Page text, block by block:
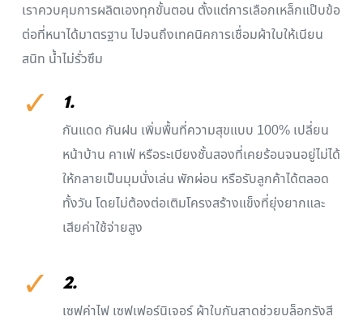
เราควบคุมการผลิตเองทุกขั้นตอน ตั้งแต่การเลือกเหล็กแป๊บข้อ
ต่อที่หนาได้มาตรฐาน ไปจนถึงเทคนิคการเชื่อมผ้าใบให้เนียน
สนิท น้ำไม่รั่วซึม
✓ 1.
กันแดด กันฝน เพิ่มพื้นที่ความสุขแบบ 100% เปลี่ยน
หน้าบ้าน คาเฟ่ หรือระเบียงชั้นสองที่เคยร้อนจนอยู่ไม่ได้
ให้กลายเป็นมุมนั่งเล่น พักผ่อน หรือรับลูกค้าได้ตลอด
ทั้งวัน โดยไม่ต้องต่อเติมโครงสร้างแข็งที่ยุ่งยากและ
เสียค่าใช้จ่ายสูง
✓ 2.
เซฟค่าไฟ เซฟเฟอร์นิเจอร์ ผ้าใบกันสาดช่วยบล็อกรังสี